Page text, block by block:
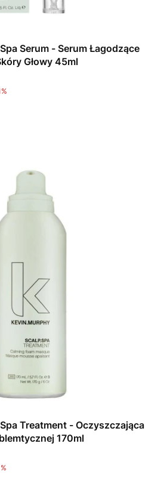
Serum - Serum Łagodzące
Głowy 45ml
Treatment - Oczyszczająca
170ml